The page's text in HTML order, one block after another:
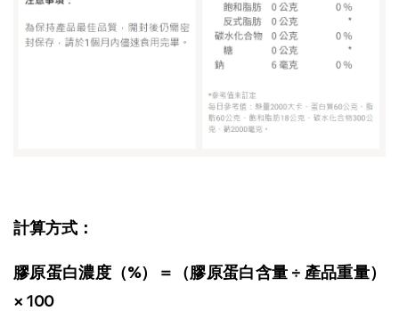
計算方式：
膠原蛋白濃度（%）＝（膠原蛋白含量 ÷ 產品重量）
× 100